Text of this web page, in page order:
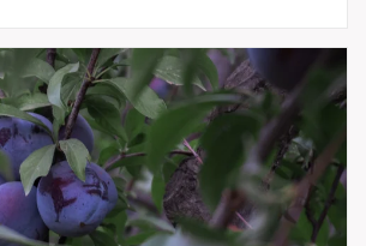
– det här ska du tänka på